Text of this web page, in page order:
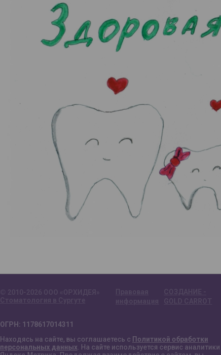
ОГРН: 1178617014311
Находясь на сайте, вы соглашаетесь с Политикой обработки
персональных данных . На сайте используется сервис аналитики